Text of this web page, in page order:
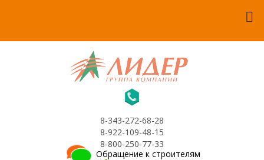
8-343-272-68-28
8-922-109-48-15
8-800-250-77-33
Обращение к строителям